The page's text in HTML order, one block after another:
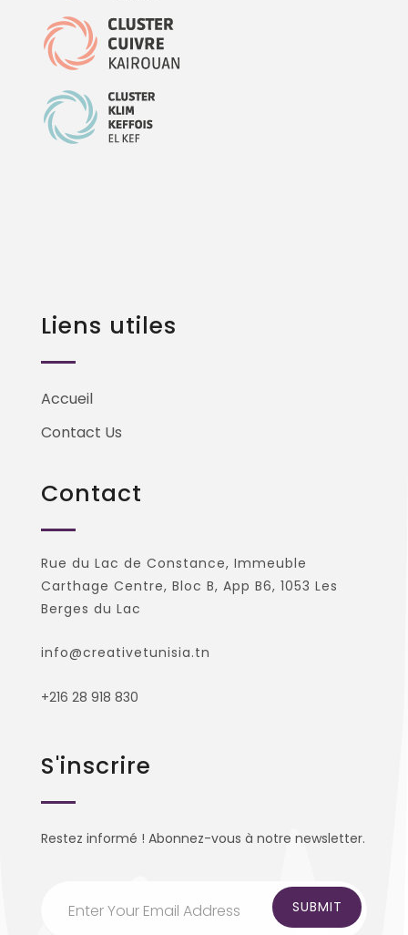
Liens utiles
Accueil
Contact Us
Contact
Rue du Lac de Constance, Immeuble
Carthage Centre, Bloc B, App B6, 1053 Les
Berges du Lac
info@creativetunisia.tn
+216 28 918 830
S'inscrire
Restez informé ! Abonnez-vous à notre newsletter.